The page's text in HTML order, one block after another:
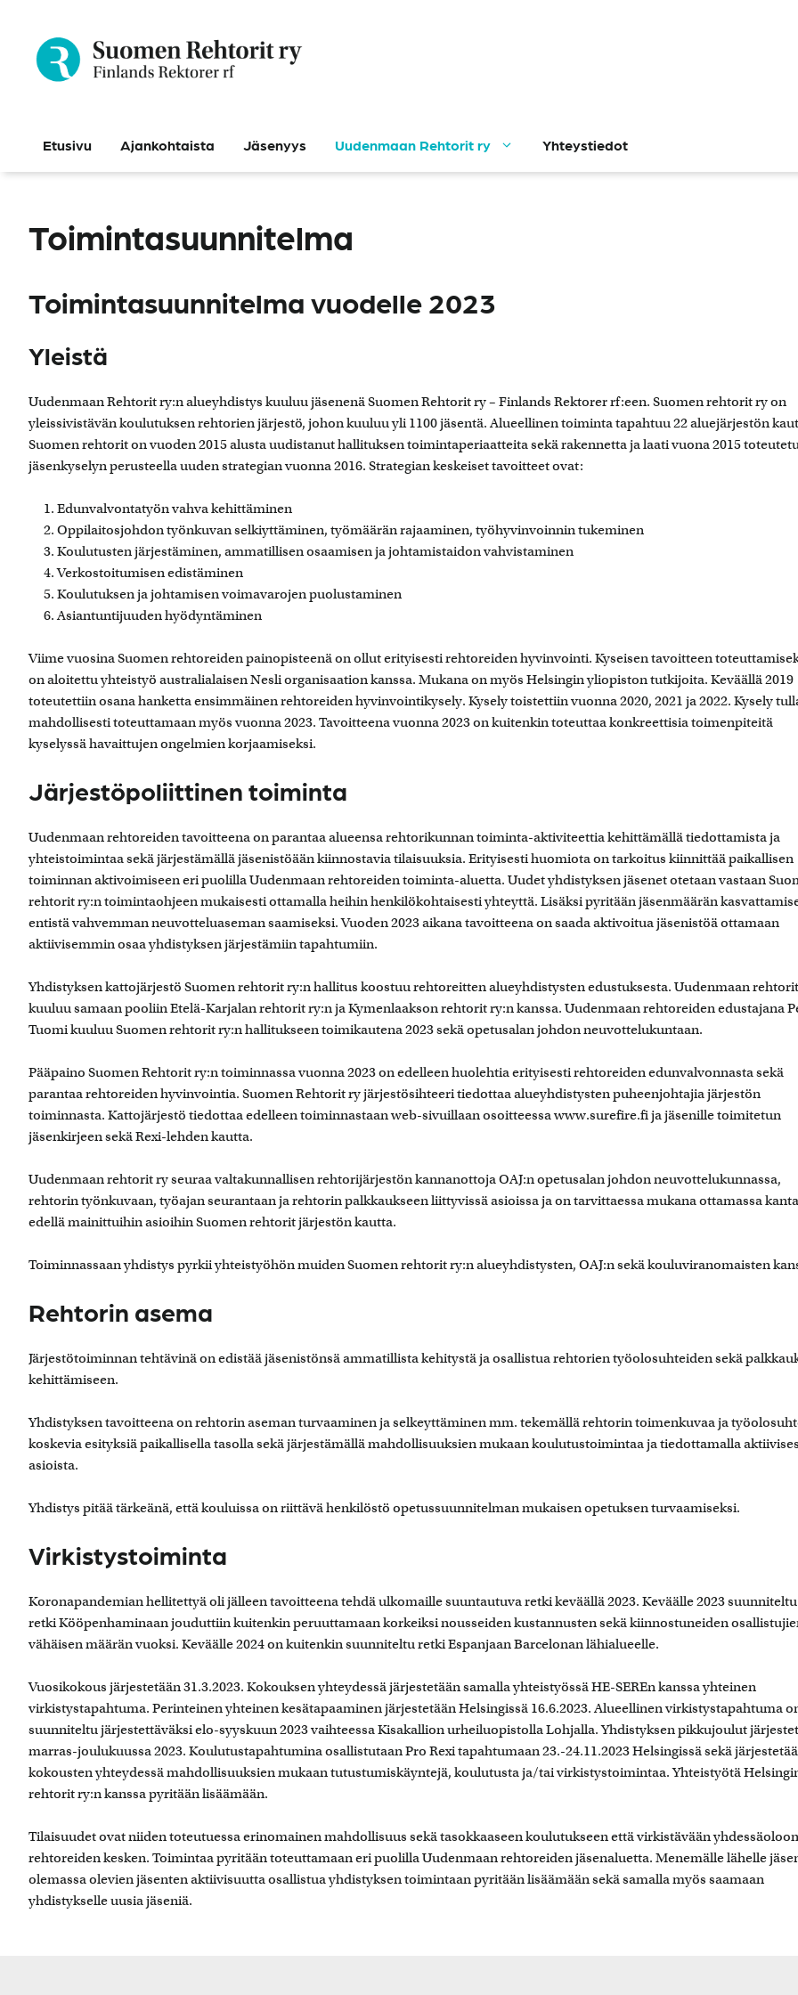
Etusivu Ajankohtaista Jäsenyys Uudenmaan Rehtorit ry Yhteystiedot
Toimintasuunnitelma
Toimintasuunnitelma vuodelle 2023
Yleistä
Uudenmaan Rehtorit ry:n alueyhdistys kuuluu jäsenenä Suomen Rehtorit ry – Finlands Rektorer rf:een. Suomen rehtorit ry on
yleissivistävän koulutuksen rehtorien järjestö, johon kuuluu yli 1100 jäsentä. Alueellinen toiminta tapahtuu 22 aluejärjestön
Suomen rehtorit on vuoden 2015 alusta uudistanut hallituksen toimintaperiaatteita sekä rakennetta ja laati vuona 2015
jäsenkyselyn perusteella uuden strategian vuonna 2016. Strategian keskeiset tavoitteet ovat:
Edunvalvontatyön vahva kehittäminen
Oppilaitosjohdon työnkuvan selkiyttäminen, työmäärän rajaaminen, työhyvinvoinnin tukeminen
Koulutusten järjestäminen, ammatillisen osaamisen ja johtamistaidon vahvistaminen
Verkostoitumisen edistäminen
Koulutuksen ja johtamisen voimavarojen puolustaminen
Asiantuntijuuden hyödyntäminen
Viime vuosina Suomen rehtoreiden painopisteenä on ollut erityisesti rehtoreiden hyvinvointi. Kyseisen tavoitteen
on aloitettu yhteistyö australialaisen Nesli organisaation kanssa. Mukana on myös Helsingin yliopiston tutkijoita. Keväällä 2019
toteutettiin osana hanketta ensimmäinen rehtoreiden hyvinvointikysely. Kysely toistettiin vuonna 2020, 2021 ja 2022. Kysely
mahdollisesti toteuttamaan myös vuonna 2023. Tavoitteena vuonna 2023 on kuitenkin toteuttaa konkreettisia toimenpiteitä
kyselyssä havaittujen ongelmien korjaamiseksi.
Järjestöpoliittinen toiminta
Uudenmaan rehtoreiden tavoitteena on parantaa alueensa rehtorikunnan toiminta-aktiviteettia kehittämällä tiedottamista ja
yhteistoimintaa sekä järjestämällä jäsenistöään kiinnostavia tilaisuuksia. Erityisesti huomiota on tarkoitus kiinnittää paikallisen
toiminnan aktivoimiseen eri puolilla Uudenmaan rehtoreiden toiminta-aluetta. Uudet yhdistyksen jäsenet otetaan vastaan
rehtorit ry:n toimintaohjeen mukaisesti ottamalla heihin henkilökohtaisesti yhteyttä. Lisäksi pyritään jäsenmäärän
entistä vahvemman neuvotteluaseman saamiseksi. Vuoden 2023 aikana tavoitteena on saada aktivoitua jäsenistöä ottamaan
aktiivisemmin osaa yhdistyksen järjestämiin tapahtumiin.
Yhdistyksen kattojärjestö Suomen rehtorit ry:n hallitus koostuu rehtoreitten alueyhdistysten edustuksesta. Uudenmaan rehtorit
kuuluu samaan pooliin Etelä-Karjalan rehtorit ry:n ja Kymenlaakson rehtorit ry:n kanssa. Uudenmaan rehtoreiden edustajana
Tuomi kuuluu Suomen rehtorit ry:n hallitukseen toimikautena 2023 sekä opetusalan johdon neuvottelukuntaan.
Pääpaino Suomen Rehtorit ry:n toiminnassa vuonna 2023 on edelleen huolehtia erityisesti rehtoreiden edunvalvonnasta sekä
parantaa rehtoreiden hyvinvointia. Suomen Rehtorit ry järjestösihteeri tiedottaa alueyhdistysten puheenjohtajia järjestön
toiminnasta. Kattojärjestö tiedottaa edelleen toiminnastaan web-sivuillaan osoitteessa www.surefire.fi ja jäsenille toimitetun
jäsenkirjeen sekä Rexi-lehden kautta.
Uudenmaan rehtorit ry seuraa valtakunnallisen rehtorijärjestön kannanottoja OAJ:n opetusalan johdon neuvottelukunnassa,
rehtorin työnkuvaan, työajan seurantaan ja rehtorin palkkaukseen liittyvissä asioissa ja on tarvittaessa mukana ottamassa
edellä mainittuihin asioihin Suomen rehtorit järjestön kautta.
Toiminnassaan yhdistys pyrkii yhteistyöhön muiden Suomen rehtorit ry:n alueyhdistysten, OAJ:n sekä kouluviranomaisten
Rehtorin asema
Järjestötoiminnan tehtävinä on edistää jäsenistönsä ammatillista kehitystä ja osallistua rehtorien työolosuhteiden sekä
kehittämiseen.
Yhdistyksen tavoitteena on rehtorin aseman turvaaminen ja selkeyttäminen mm. tekemällä rehtorin toimenkuvaa ja
koskevia esityksiä paikallisella tasolla sekä järjestämällä mahdollisuuksien mukaan koulutustoimintaa ja tiedottamalla
asioista.
Yhdistys pitää tärkeänä, että kouluissa on riittävä henkilöstö opetussuunnitelman mukaisen opetuksen turvaamiseksi.
Virkistystoiminta
Koronapandemian hellitettyä oli jälleen tavoitteena tehdä ulkomaille suuntautuva retki keväällä 2023. Keväälle 2023 suunniteltu
retki Kööpenhaminaan jouduttiin kuitenkin peruuttamaan korkeiksi nousseiden kustannusten sekä kiinnostuneiden
vähäisen määrän vuoksi. Keväälle 2024 on kuitenkin suunniteltu retki Espanjaan Barcelonan lähialueelle.
Vuosikokous järjestetään 31.3.2023. Kokouksen yhteydessä järjestetään samalla yhteistyössä HE-SEREn kanssa yhteinen
virkistystapahtuma. Perinteinen yhteinen kesätapaaminen järjestetään Helsingissä 16.6.2023. Alueellinen virkistystapahtuma
suunniteltu järjestettäväksi elo-syyskuun 2023 vaihteessa Kisakallion urheiluopistolla Lohjalla. Yhdistyksen pikkujoulut
marras-joulukuussa 2023. Koulutustapahtumina osallistutaan Pro Rexi tapahtumaan 23.-24.11.2023 Helsingissä sekä
kokousten yhteydessä mahdollisuuksien mukaan tutustumiskäyntejä, koulutusta ja/tai virkistystoimintaa. Yhteistyötä
rehtorit ry:n kanssa pyritään lisäämään.
Tilaisuudet ovat niiden toteutuessa erinomainen mahdollisuus sekä tasokkaaseen koulutukseen että virkistävään yhdessäoloon
rehtoreiden kesken. Toimintaa pyritään toteuttamaan eri puolilla Uudenmaan rehtoreiden jäsenaluetta. Menemälle lähelle
olemassa olevien jäsenten aktiivisuutta osallistua yhdistyksen toimintaan pyritään lisäämään sekä samalla myös saamaan
yhdistykselle uusia jäseniä.